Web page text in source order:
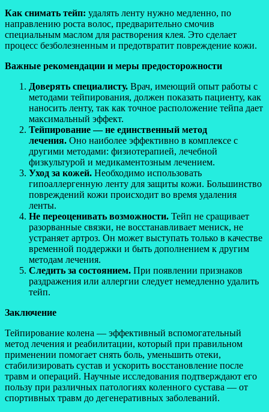
Как снимать тейп: удалять ленту нужно медленно, по
направлению роста волос, предварительно смочив
специальным маслом для растворения клея. Это сделает
процесс безболезненным и предотвратит повреждение кожи.
Важные рекомендации и меры предосторожности
Доверять специалисту. Врач, имеющий опыт работы с
методами тейпирования, должен показать пациенту, как
наносить ленту, так как точное расположение тейпа дает
максимальный эффект.
Тейпирование — не единственный метод
лечения. Оно наиболее эффективно в комплексе с
другими методами: физиотерапией, лечебной
физкультурой и медикаментозным лечением.
Уход за кожей. Необходимо использовать
гипоаллергенную ленту для защиты кожи. Большинство
повреждений кожи происходит во время удаления
ленты.
Не переоценивать возможности. Тейп не сращивает
разорванные связки, не восстанавливает мениск, не
устраняет артроз. Он может выступать только в качестве
временной поддержки и быть дополнением к другим
методам лечения.
Следить за состоянием. При появлении признаков
раздражения или аллергии следует немедленно удалить
тейп.
Заключение
Тейпирование колена — эффективный вспомогательный
метод лечения и реабилитации, который при правильном
применении помогает снять боль, уменьшить отеки,
стабилизировать сустав и ускорить восстановление после
травм и операций. Научные исследования подтверждают его
пользу при различных патологиях коленного сустава — от
спортивных травм до дегенеративных заболеваний.